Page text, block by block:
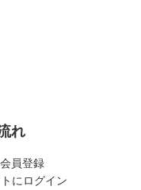
れ
員登録
にログイン